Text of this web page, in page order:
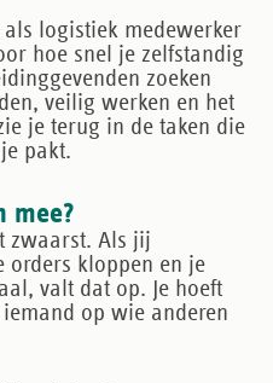
logistiek medewerker
hoe snel je zelfstandig
zoeken
veilig werken en het
je terug in de taken die
pakt.
mee?
zwaarst. Als jij
orders kloppen en je
valt dat op. Je hoeft
op wie anderen